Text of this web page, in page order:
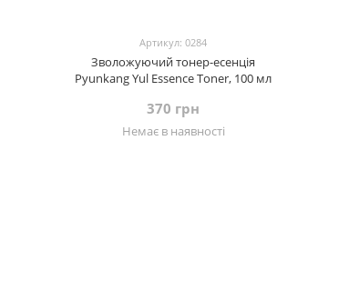
Артикул: 0284
Зволожуючий тонер-есенція
Pyunkang Yul Essence Toner, 100 мл
370 грн
Немає в наявності